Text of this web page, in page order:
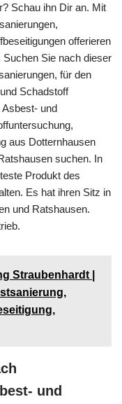
Schau ihn Dir an. Mit
offerieren
Sie nach dieser
für den
Schadstoff
Asbest- und
aus Dotternhausen
suchen. In
Produkt des
Es hat ihren Sitz in
und Ratshausen.
Straubenhardt |
und